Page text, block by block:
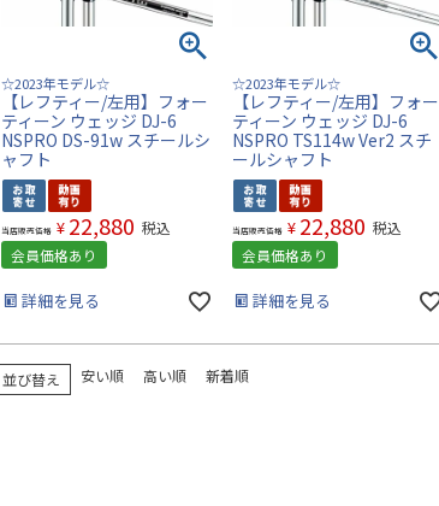
☆2023年モデル☆
【レフティー/左用】フォー
ティーン ウェッジ DJ-6
NSPRO DS-91w スチールシ
ャフト
当店販売価格 ¥ 22,880 税込
会員価格あり
詳細を見る
☆2023年モデル☆
【レフティー/左用】フォー
ティーン ウェッジ DJ-6
NSPRO TS114w Ver2 スチ
ールシャフト
当店販売価格 ¥ 22,880 税込
会員価格あり
詳細を見る
並び替え 安い順 高い順 新着順